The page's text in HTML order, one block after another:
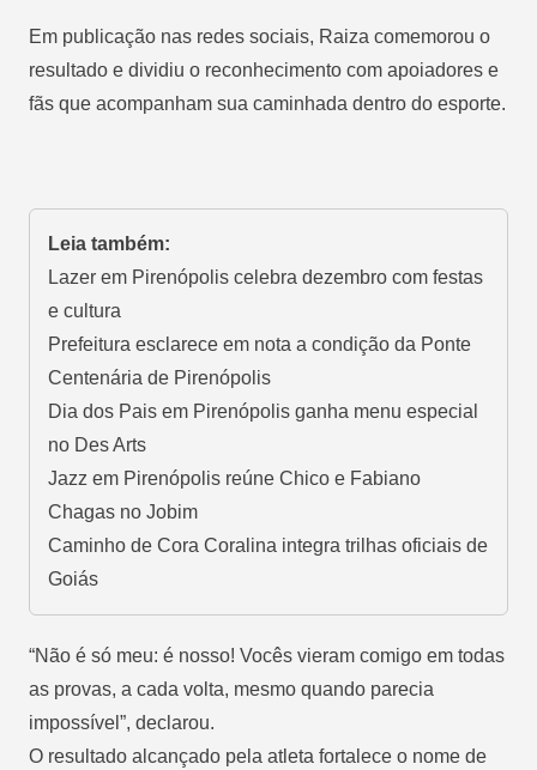
Em publicação nas redes sociais, Raiza comemorou o
resultado e dividiu o reconhecimento com apoiadores e
fãs que acompanham sua caminhada dentro do esporte.
Leia também:
Lazer em Pirenópolis celebra dezembro com festas
e cultura
Prefeitura esclarece em nota a condição da Ponte
Centenária de Pirenópolis
Dia dos Pais em Pirenópolis ganha menu especial
no Des Arts
Jazz em Pirenópolis reúne Chico e Fabiano
Chagas no Jobim
Caminho de Cora Coralina integra trilhas oficiais de
Goiás
“Não é só meu: é nosso! Vocês vieram comigo em todas
as provas, a cada volta, mesmo quando parecia
impossível”, declarou.
O resultado alcançado pela atleta fortalece o nome de